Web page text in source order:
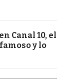
Canal 10, el
y lo